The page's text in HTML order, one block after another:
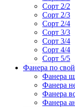
Сорт 2/2
Сорт 2/3
Сорт 2/4
Сорт 3/3
Сорт 3/4
Сорт 4/4
Сорт 5/5
Фанера по
Фанера
Фанера
Фанера
Фанера